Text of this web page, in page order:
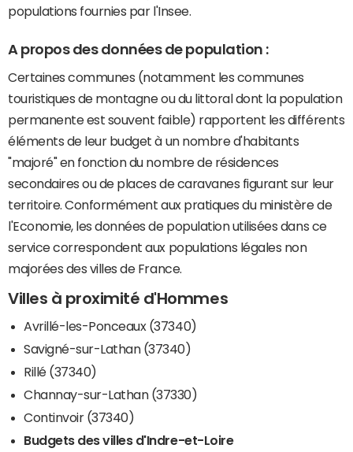
populations fournies par l'Insee.
A propos des données de population :
Certaines communes (notamment les communes
touristiques de montagne ou du littoral dont la population
permanente est souvent faible) rapportent les différents
éléments de leur budget à un nombre d'habitants
"majoré" en fonction du nombre de résidences
secondaires ou de places de caravanes figurant sur leur
territoire. Conformément aux pratiques du ministère de
l'Economie, les données de population utilisées dans ce
service correspondent aux populations légales non
majorées des villes de France.
Villes à proximité d'Hommes
Avrillé-les-Ponceaux (37340)
Savigné-sur-Lathan (37340)
Rillé (37340)
Channay-sur-Lathan (37330)
Continvoir (37340)
Budgets des villes d'Indre-et-Loire